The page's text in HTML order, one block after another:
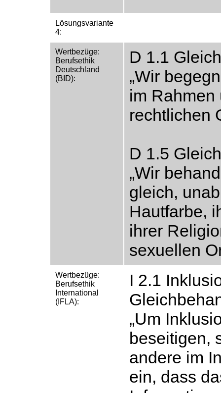
Lösungsvariante
4:
Wertbezüge:
Berufsethik
Deutschland
(BID):
D 1.1
„Wir
im Rahmen
rechtlichen
D 1.5
„Wir
gleich,
Hautfarbe,
ihrer
sexuellen
Wertbezüge:
Berufsethik
International
(IFLA):
I 2.1
„Um
beseitigen,
andere im
ein, dass